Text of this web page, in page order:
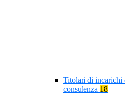
Titolari di incarichi
consulenza 18